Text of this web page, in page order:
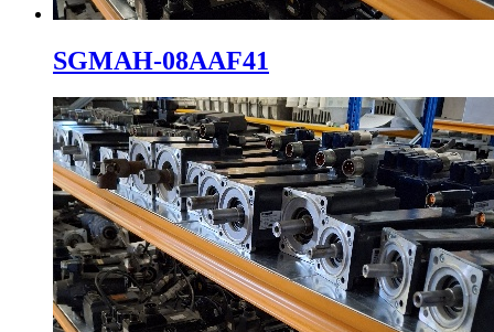
SGMAH-08AAF41